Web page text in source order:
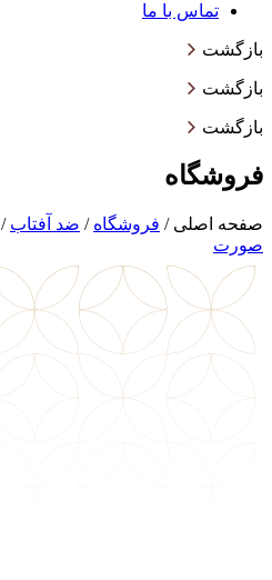
تماس با ما
بازگشت
بازگشت
بازگشت
فروشگاه
صفحه اصلی / فروشگاه / ضد آفتاب /
صورت